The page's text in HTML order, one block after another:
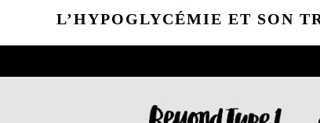
L’HYPOGLYCÉMIE ET SON